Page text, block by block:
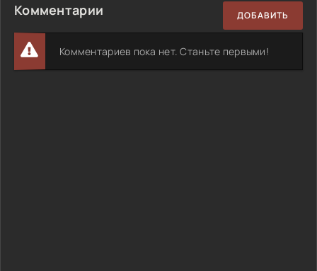
Комментарии ДОБАВИТЬ
Комментариев пока нет. Станьте первыми!